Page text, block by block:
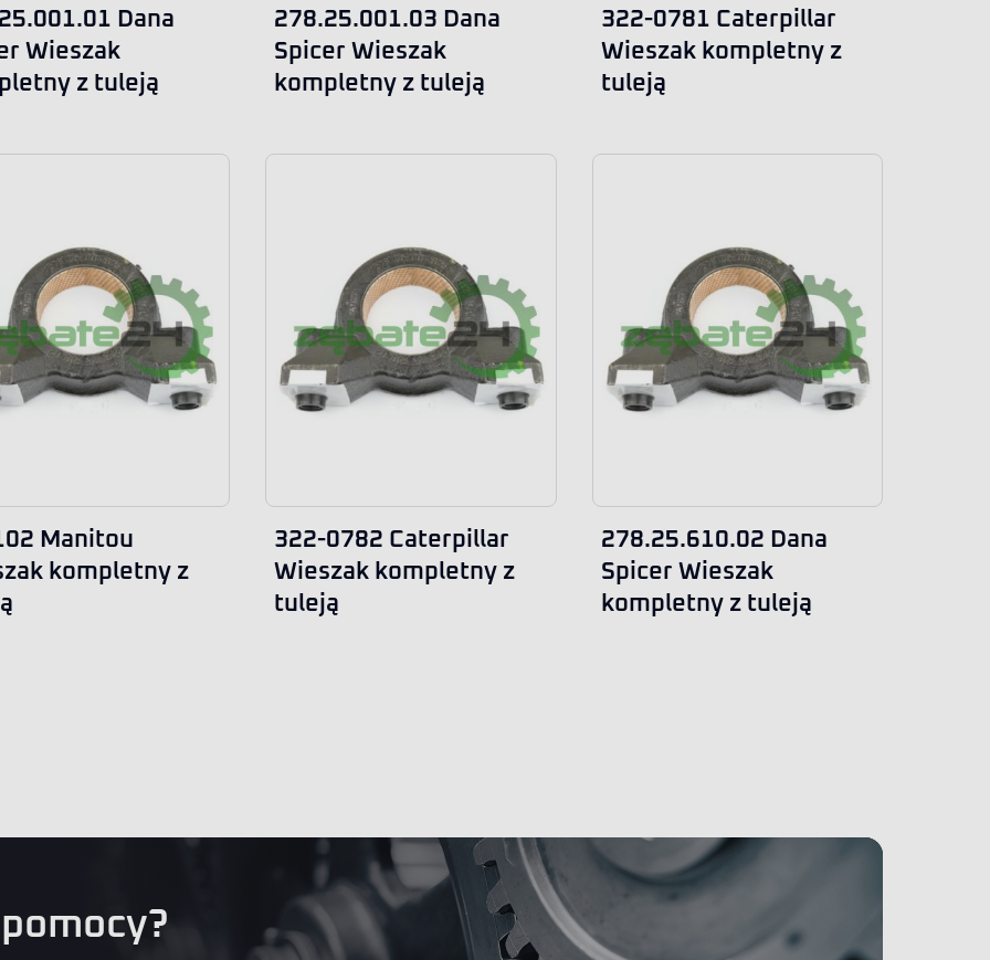
Dana
Wieszak
z tuleją
278.25.001.03 Dana
Spicer Wieszak
kompletny z tuleją
322-0781 Caterpillar
Wieszak kompletny z
tuleją
Manitou
kompletny z
322-0782 Caterpillar
Wieszak kompletny z
tuleją
278.25.610.02 Dana
Spicer Wieszak
kompletny z tuleją